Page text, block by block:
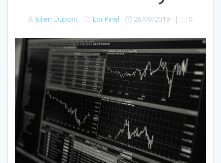
Julien Dupont Loi Pinel 26/09/2019 | 0